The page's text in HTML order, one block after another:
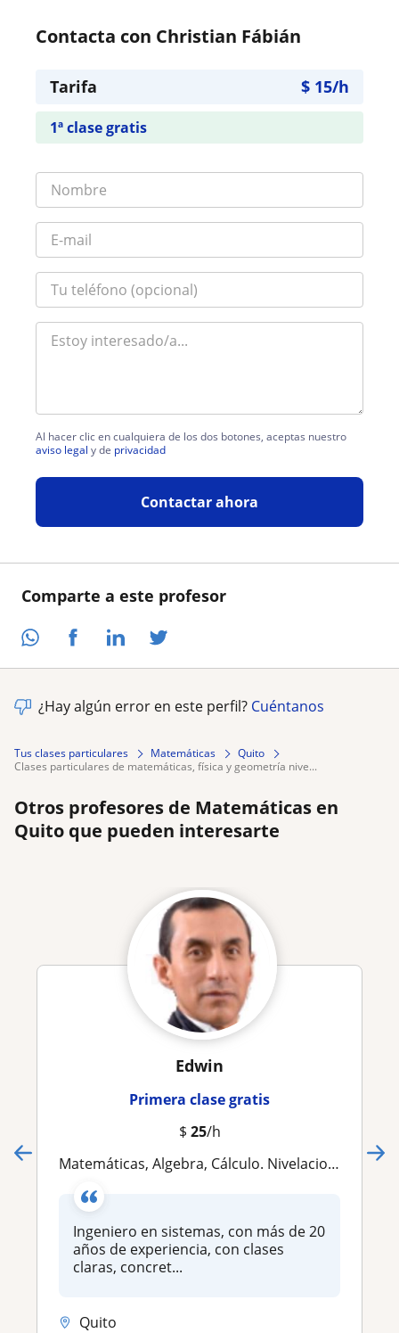
Comparte a este profesor
Contacta con Christian Fábián
Tarifa $ 15/h
1ª clase gratis
Al hacer clic en cualquiera de los dos botones, aceptas nuestro
aviso legal y de privacidad
Contactar ahora
¿Hay algún error en este perfil? Cuéntanos
Tus clases particulares Matemáticas
Quito
clases particulares de matemáticas, física y geometría nive...
Otros profesores de Matemáticas en
Quito que pueden interesarte
Edwin
Primera clase gratis
$ 25/h
Matemáticas, Algebra, Cálculo. Nivelaciones, secundaria, universidad
Ingeniero en sistemas, con más de 20
años de experiencia, con clases
claras, concret...
Quito